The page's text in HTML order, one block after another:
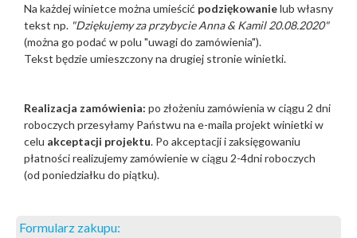
Na każdej winietce można umieścić podziękowanielub własny
tekst np. "Dziękujemy za przybycie Anna & Kamil 20.08.2020"
(można go podać w polu "uwagi do zamówienia").
Tekst będzie umieszczony na drugiej stronie winietki.
Realizacja zamówienia: po złożeniu zamówienia w ciągu 2 dni
roboczych przesyłamy Państwu na e-maila projekt winietki w
celu akceptacji projektu. Po akceptacji i zaksięgowaniu
płatności realizujemy zamówienie w ciągu 2-4dni roboczych
(od poniedziałku do piątku).
Formularz zakupu: